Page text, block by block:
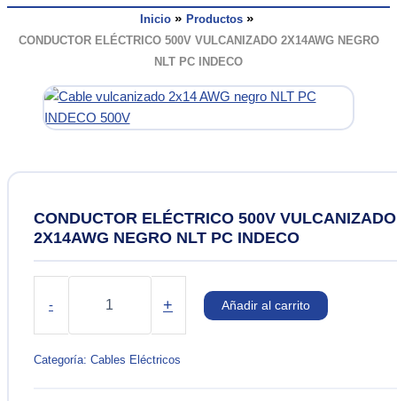
Inicio
Productos
CONDUCTOR ELÉCTRICO 500V VULCANIZADO 2X14AWG NEGRO
NLT PC INDECO
CONDUCTOR ELÉCTRICO 500V VULCANIZADO
2X14AWG NEGRO NLT PC INDECO
-
VULCANIZADO
2X14AWG
+ Añadir al carrito
Categoría: Cables Eléctricos